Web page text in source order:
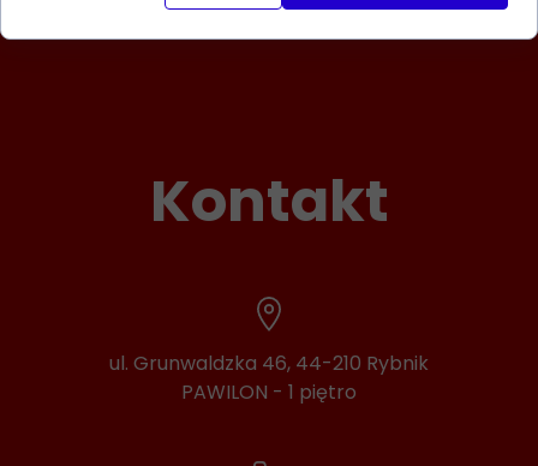
ul. Grunwaldzka 46, 44-210 Rybnik
PAWILON - 1 piętro
Kontakt